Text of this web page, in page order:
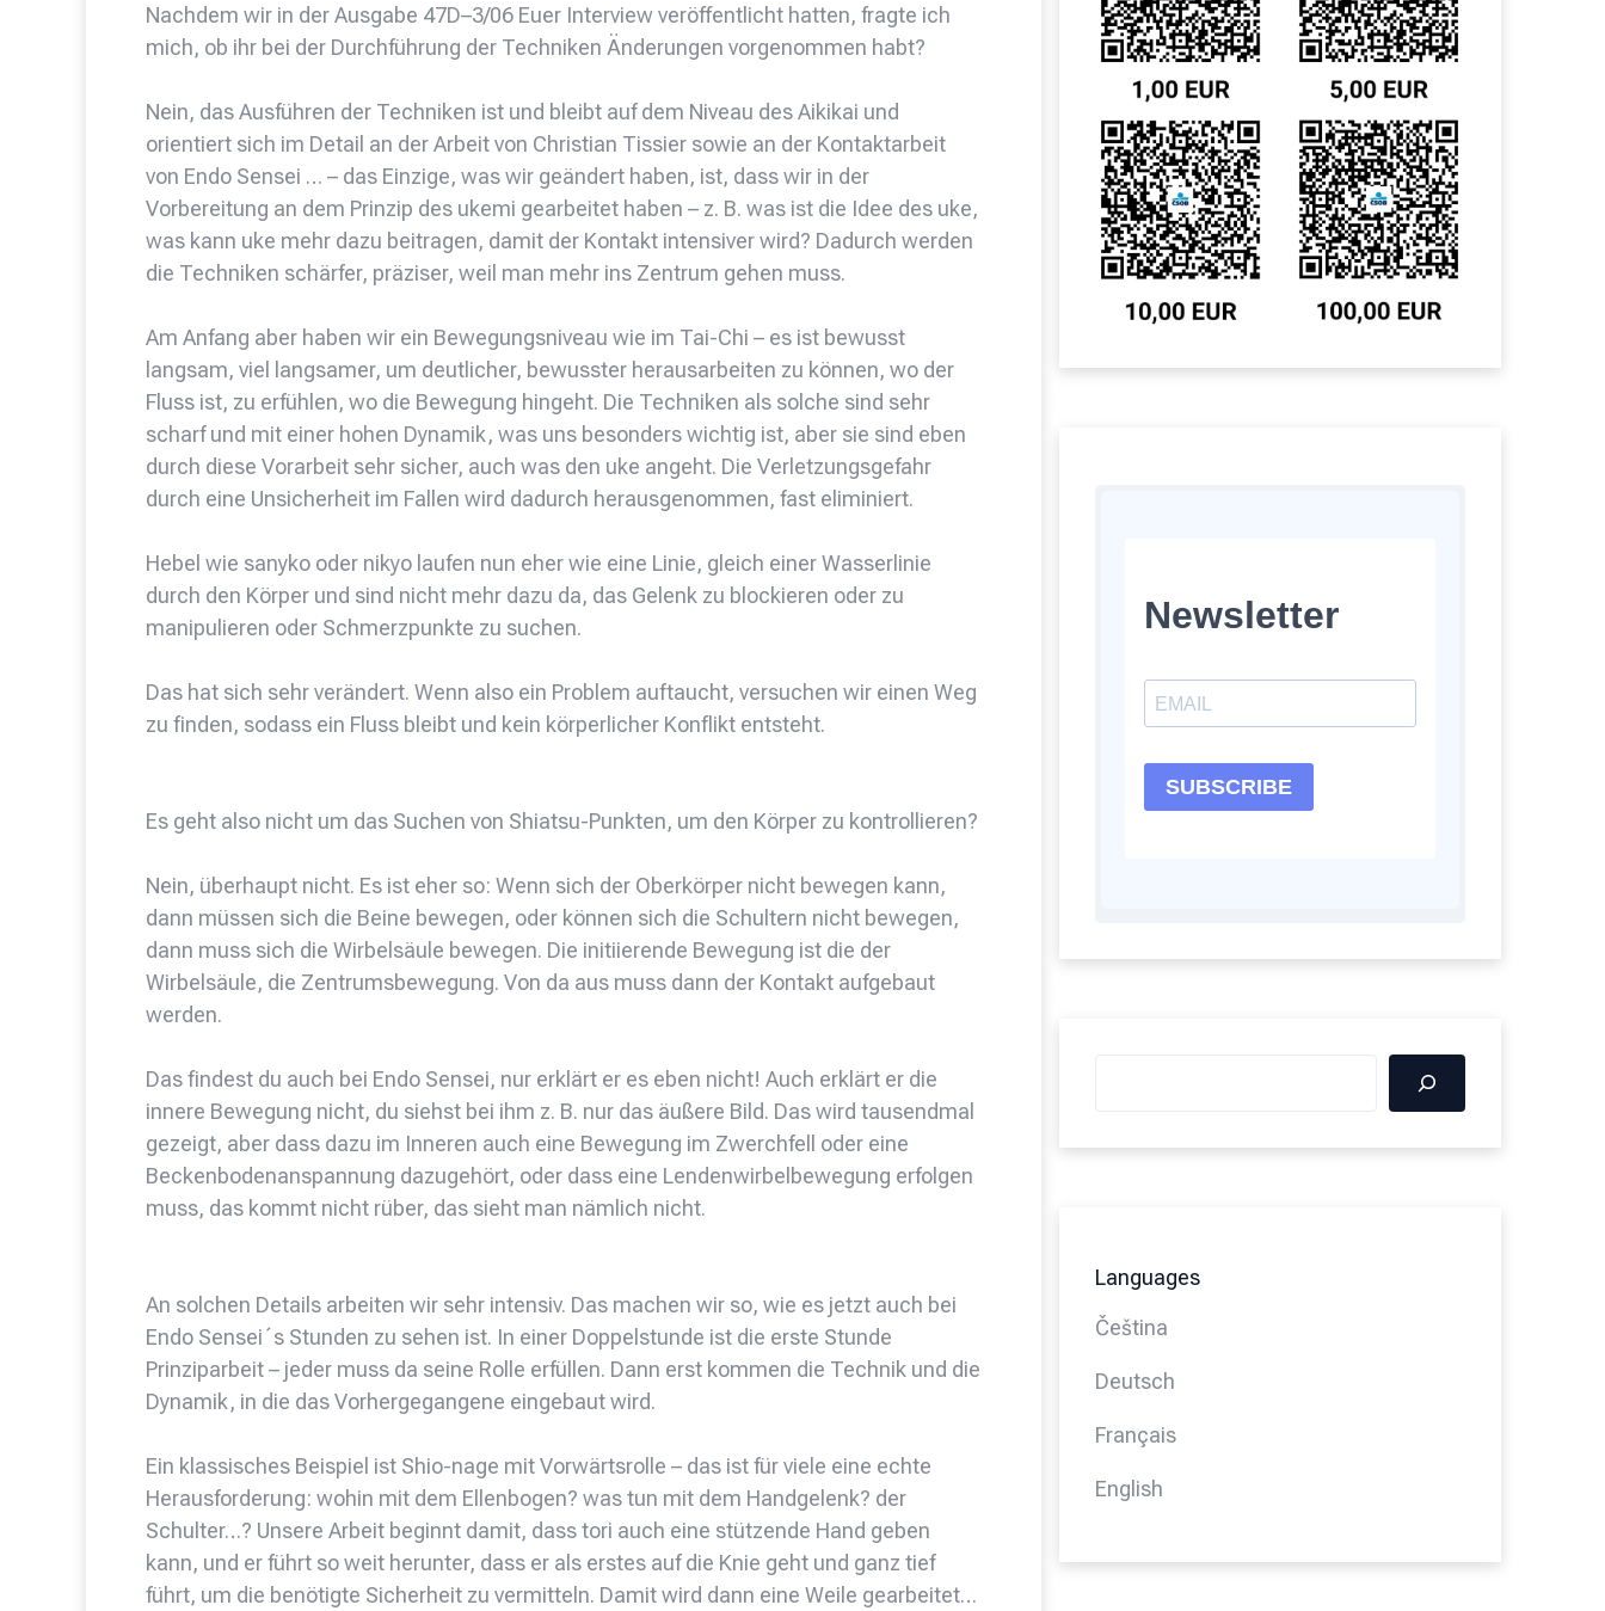
Nachdem wir in der Ausgabe 47D–3/06 Euer Interview veröffentlicht hatten, fragte ich
mich, ob ihr bei der Durchführung der Techniken Änderungen vorgenommen habt?
Nein, das Ausführen der Techniken ist und bleibt auf dem Niveau des Aikikai und
orientiert sich im Detail an der Arbeit von Christian Tissier sowie an der Kontaktarbeit
von Endo Sensei … – das Einzige, was wir geändert haben, ist, dass wir in der
Vorbereitung an dem Prinzip des ukemi gearbeitet haben – z. B. was ist die Idee des uke,
was kann uke mehr dazu beitragen, damit der Kontakt intensiver wird? Dadurch werden
die Techniken schärfer, präziser, weil man mehr ins Zentrum gehen muss.
Am Anfang aber haben wir ein Bewegungsniveau wie im Tai-Chi – es ist bewusst
langsam, viel langsamer, um deutlicher, bewusster herausarbeiten zu können, wo der
Fluss ist, zu erfühlen, wo die Bewegung hingeht. Die Techniken als solche sind sehr
scharf und mit einer hohen Dynamik, was uns besonders wichtig ist, aber sie sind eben
durch diese Vorarbeit sehr sicher, auch was den uke angeht. Die Verletzungsgefahr
durch eine Unsicherheit im Fallen wird dadurch herausgenommen, fast eliminiert.
Hebel wie sanyko oder nikyo laufen nun eher wie eine Linie, gleich einer Wasserlinie
durch den Körper und sind nicht mehr dazu da, das Gelenk zu blockieren oder zu
manipulieren oder Schmerzpunkte zu suchen.
Das hat sich sehr verändert. Wenn also ein Problem auftaucht, versuchen wir einen Weg
zu finden, sodass ein Fluss bleibt und kein körperlicher Konflikt entsteht.
Es geht also nicht um das Suchen von Shiatsu-Punkten, um den Körper zu kontrollieren?
Nein, überhaupt nicht. Es ist eher so: Wenn sich der Oberkörper nicht bewegen kann,
dann müssen sich die Beine bewegen, oder können sich die Schultern nicht bewegen,
dann muss sich die Wirbelsäule bewegen. Die initiierende Bewegung ist die der
Wirbelsäule, die Zentrumsbewegung. Von da aus muss dann der Kontakt aufgebaut
werden.
Das findest du auch bei Endo Sensei, nur erklärt er es eben nicht! Auch erklärt er die
innere Bewegung nicht, du siehst bei ihm z. B. nur das äußere Bild. Das wird tausendmal
gezeigt, aber dass dazu im Inneren auch eine Bewegung im Zwerchfell oder eine
Beckenbodenanspannung dazugehört, oder dass eine Lendenwirbelbewegung erfolgen
muss, das kommt nicht rüber, das sieht man nämlich nicht.
An solchen Details arbeiten wir sehr intensiv. Das machen wir so, wie es jetzt auch bei
Endo Sensei´s Stunden zu sehen ist. In einer Doppelstunde ist die erste Stunde
Prinziparbeit – jeder muss da seine Rolle erfüllen. Dann erst kommen die Technik und die
Dynamik, in die das Vorhergegangene eingebaut wird.
Ein klassisches Beispiel ist Shio-nage mit Vorwärtsrolle – das ist für viele eine echte
Herausforderung: wohin mit dem Ellenbogen? was tun mit dem Handgelenk? der
Schulter…? Unsere Arbeit beginnt damit, dass tori auch eine stützende Hand geben
kann, und er führt so weit herunter, dass er als erstes auf die Knie geht und ganz tief
führt, um die benötigte Sicherheit zu vermitteln. Damit wird dann eine Weile gearbeitet…
Languages
Čeština
Deutsch
Français
English